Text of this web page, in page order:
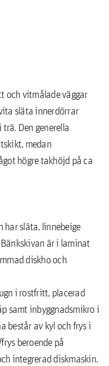
och vitmålade väggar
släta innerdörrar
Den generella
medan
högre takhöjd på ca
har släta, linnebeige
är i laminat
diskho och
i rostfritt, placerad
samt inbyggnadsmikro i
består av kyl och frys i
beroende på
integrerad diskmaskin.